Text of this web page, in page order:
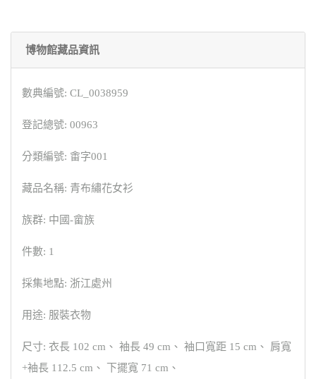
博物館藏品資訊
數典編號: CL_0038959
登記總號: 00963
分類編號: 畬字001
藏品名稱: 青布繡花女衫
族群: 中國-畲族
件數: 1
採集地點: 浙江處州
用途: 服裝衣物
尺寸: 衣長 102 cm、 袖長 49 cm、 袖口寬距 15 cm、 肩寬
+袖長 112.5 cm、 下擺寬 71 cm、